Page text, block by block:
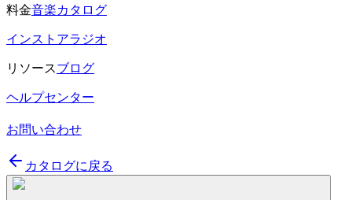
料金音楽カタログ
インストアラジオ
リソースブログ
ヘルプセンター
お問い合わせ
カタログに戻る